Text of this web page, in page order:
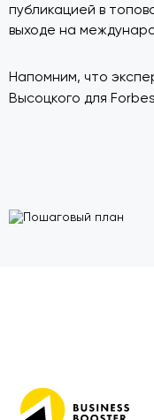
публикацией в
выходе на
Напомним, что
Высоцкого для